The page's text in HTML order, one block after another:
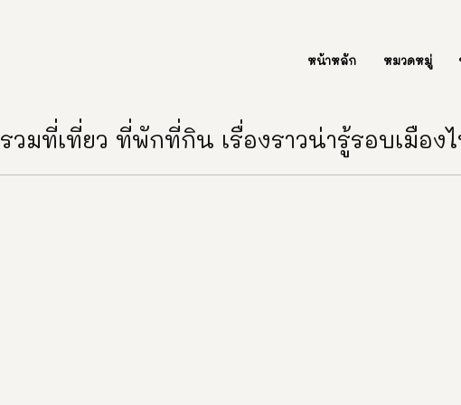
หน้าหลัก หมวดหมู่
รวมที่เที่ยว ที่พักที่กิน เรื่องราวน่ารู้รอบเมือง